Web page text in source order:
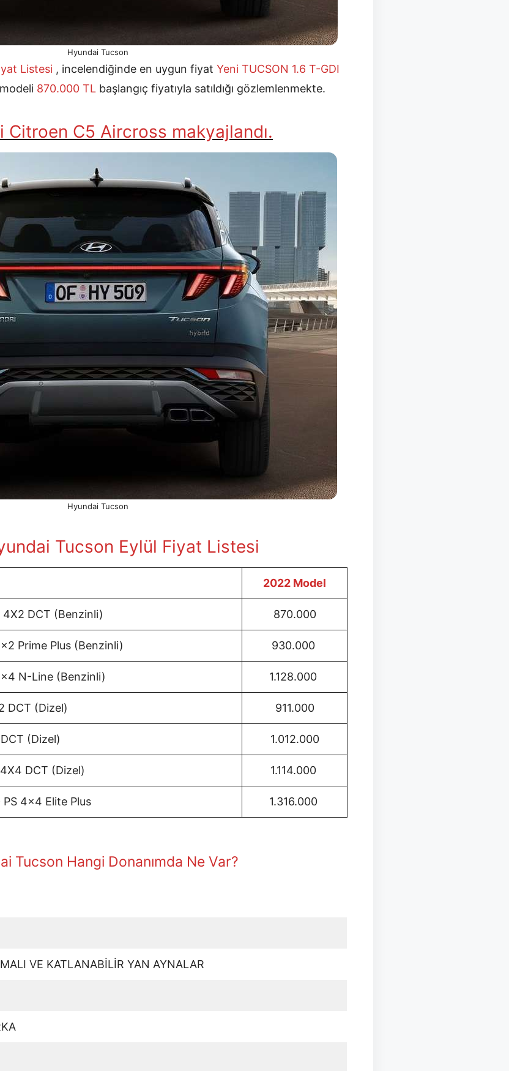
Hyundai Tucson
Listesi , incelendiğinde en uygun fiyat Yeni TUCSON 1.6 T-GDI
modeli 870.000 TL başlangıç fiyatıyla satıldığı gözlemlenmekte.
Citroen C5 Aircross makyajlandı.
Hyundai Tucson
Tucson Eylül Fiyat Listesi
2022 Model
DCT (Benzinli) 870.000
Prime Plus (Benzinli) 930.000
N-Line (Benzinli) 1.128.000
DCT (Dizel) 911.000
(Dizel) 1.012.000
DCT (Dizel) 1.114.000
PS 4×4 Elite Plus 1.316.000
Tucson Hangi Donanımda Ne Var?
VE KATLANABİLİR YAN AYNALAR